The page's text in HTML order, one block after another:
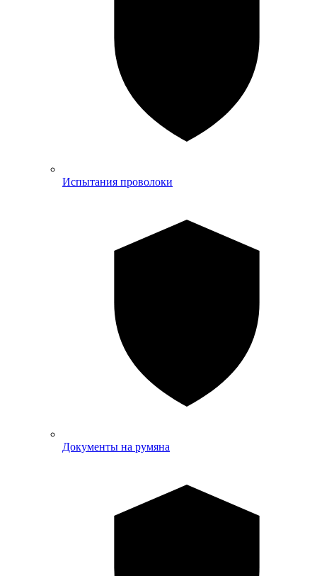
Испытания проволоки
Документы на румяна